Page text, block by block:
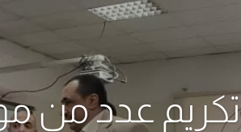
تكريم عدد من